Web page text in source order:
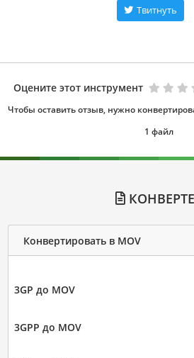
Твитнуть
Оцените этот инструмент
Чтобы оставить отзыв, нужно
1 файл
Конвертировать в MOV
3GP до MOV
3GPP до MOV